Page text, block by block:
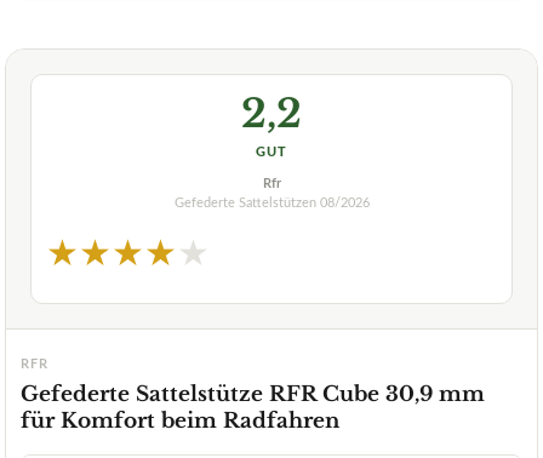
2,2
GUT
Rfr
Gefederte Sattelstützen 08/2026
★★★★★
RFR
Gefederte Sattelstütze RFR Cube 30,9 mm
für Komfort beim Radfahren